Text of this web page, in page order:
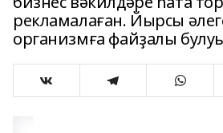
рекламалаған. Йырсы
организмға файҙалы